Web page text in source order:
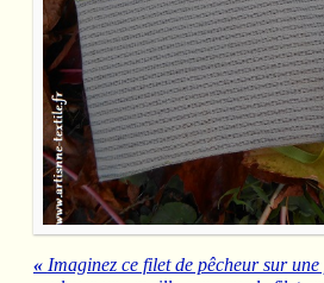
« Imaginez ce filet de pêcheur sur